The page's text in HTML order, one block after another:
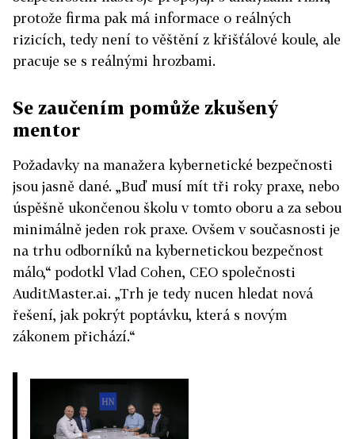
protože firma pak má informace o reálných
rizicích, tedy není to věštění z křišťálové koule, ale
pracuje se s reálnými hrozbami.
Se zaučením pomůže zkušený
mentor
Požadavky na manažera kybernetické bezpečnosti
jsou jasně dané. „Buď musí mít tři roky praxe, nebo
úspěšně ukončenou školu v tomto oboru a za sebou
minimálně jeden rok praxe. Ovšem v současnosti je
na trhu odborníků na kybernetickou bezpečnost
málo,“ podotkl Vlad Cohen, CEO společnosti
AuditMaster.ai. „Trh je tedy nucen hledat nová
řešení, jak pokrýt poptávku, která s novým
zákonem přichází.“